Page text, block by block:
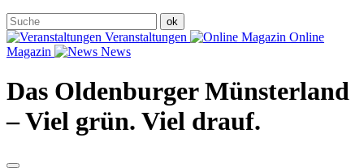
Veranstaltungen
Online
Magazin
News
Das Oldenburger Münsterland
– Viel grün. Viel drauf.